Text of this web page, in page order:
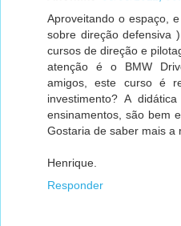
Aproveitando o espaço,
sobre direção defensiva
cursos de direção e
atenção é o BMW
amigos, este curso é
investimento? A
ensinamentos, são bem
Gostaria de saber mais a
Henrique.
Responder